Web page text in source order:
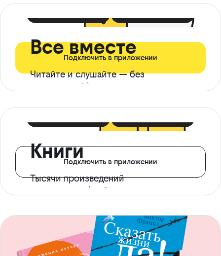
Все вместе
Читайте и слушайте — без
ограничений*
Подключить в приложении
Книги
Тысячи произведений
с доступом офлайн
Подключить в приложении